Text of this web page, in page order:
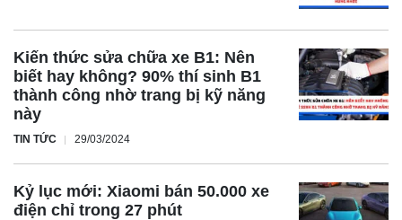
Kiến thức sửa chữa xe B1: Nên
biết hay không? 90% thí sinh B1
thành công nhờ trang bị kỹ năng
này
TIN TỨC 29/03/2024
Kỷ lục mới: Xiaomi bán 50.000 xe
điện chỉ trong 27 phút